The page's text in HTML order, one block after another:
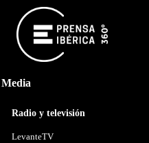
Radio y televisión
LevanteTV